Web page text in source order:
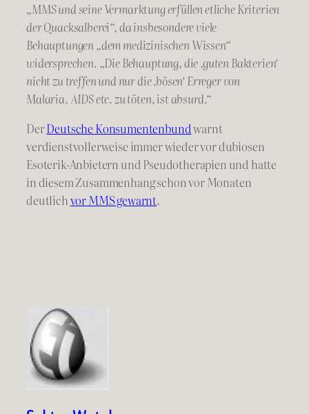
„MMS und seine Vermarktung erfüllen etliche Kriterien
der Quacksalberei“, da insbesondere viele
Behauptungen „dem medizinischen Wissen“
widersprechen. „Die Behauptung, die ‚guten Bakterien‘
nicht zu treffen und nur die ‚bösen‘ Erreger von
Malaria, AIDS etc. zu töten, ist absurd.“
DerDeutsche Konsumentenbundwarnt
verdienstvollerweise immer wieder vor dubiosen
Esoterik-Anbietern und Pseudotherapien und hatte
in diesem Zusammenhang schon vor Monaten
deutlichvor MMS gewarnt.